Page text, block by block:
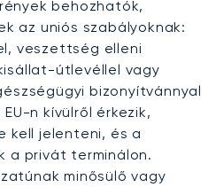
behozhatók,
az uniós szabályoknak:
veszettség elleni
útlevéllel vagy
bizonyítvánnyal
n kívülről érkezik,
kell jelenteni, és a
a privát terminálon.
minősülő vagy